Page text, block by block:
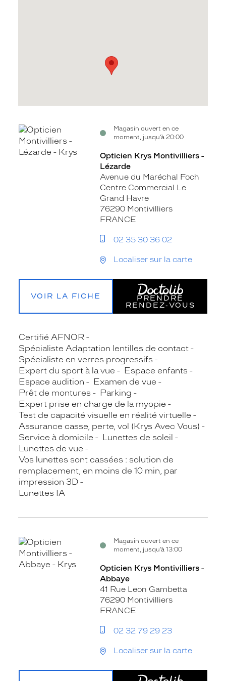
Magasin ouvert en ce
moment, jusqu’à 20:00
Voir
la
fiche
Opticien Krys Montivilliers -
Lézarde
Avenue du Maréchal Foch
Centre Commercial Le
Grand Havre
76290 Montivilliers
FRANCE
02 35 30 36 02
Localiser sur la carte
VOIR LA FICHE
PRENDRE
RENDEZ‑VOUS
Certifié AFNOR
Spécialiste Adaptation lentilles de contact
Spécialiste en verres progressifs
Expert du sport à la vue
Espace enfants
Espace audition
Examen de vue
Prêt de montures
Parking
Expert prise en charge de la myopie
Test de capacité visuelle en réalité virtuelle
Assurance casse, perte, vol (Krys Avec Vous)
Service à domicile
Lunettes de soleil
Lunettes de vue
Vos lunettes sont cassées : solution de
remplacement, en moins de 10 min, par
impression 3D
Lunettes IA
Magasin ouvert en ce
moment, jusqu’à 13:00
Voir
la
fiche
Opticien Krys Montivilliers -
Abbaye
41 Rue Leon Gambetta
76290 Montivilliers
FRANCE
02 32 79 29 23
Localiser sur la carte